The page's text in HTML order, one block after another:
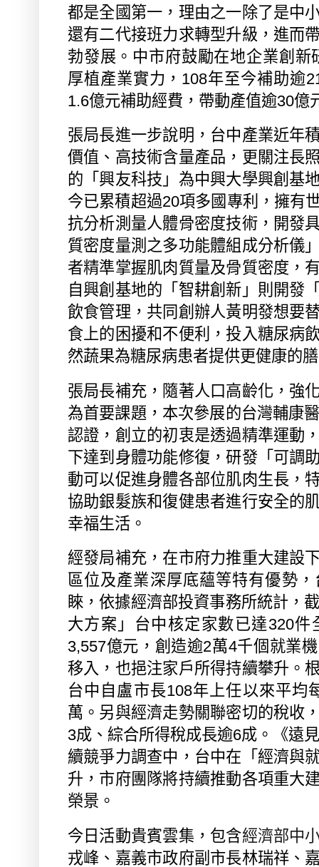
都是全國第一，理由之一除了是中
還有二代接班力求轉型升級，進而
勃發展。中市府鼓勵在地企業創新
厚植產業實力， 108年至今補助逾
1.6億元補助經費，帶動產值逾30億
張局長進一步說明，台中產業近年
價值、高技術含量產品，更關注長
的「興友科技」為中興大學興創基
今已累積超過20項多國專利，擁有
抗分析測量人體骨密度技術，開發
質密度量測之多功能體組成分析儀
者精準掌握肌肉質量及骨質密度，
自興創基地的「智耕創新」則開發
飲食管理，共同創辦人黃明發想要
食上的困擾和不便利，投入糖尿病
然蔬果為糖尿病患者提供更健康的
張局長補充，隨著人口高齡化，強
為首要課題，本次參展的台灣輔康
認證，創立的初衷是透過精準運動
下達到身體功能修復，研發「可調
動可以促進身體各部位肌肉生長，
協助銀髮族和復健患者進行安全的
幸福生活。
經發局補充，在市府力推重大建設
區位及產業深厚底蘊等特有優勢
睞，依據經濟部投資事務所統計，
大方案」台中核定家數已達320件
3,557億元，創造逾2萬4千個就業
移入，也挹注家戶所得持續攀升。
台中自盧市長108年上任以來平均
萬。另與經濟走勢關聯密切的稅收
3成、綜合所得稅成長逾6成。《遠
續競爭力調查中，台中在「經濟與
升，市府團隊將持續推動各項重大
榮景。
今日活動貴賓雲集，包含經濟部中
戎峰、嘉義市政府副市長林瑞祥、